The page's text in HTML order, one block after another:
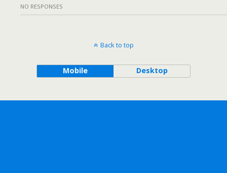
NO RESPONSES
Back to top
Mobile Desktop